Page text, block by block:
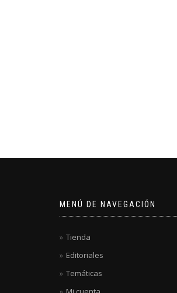
MENÚ DE NAVEGACIÓN
Tienda
Editoriales
Temáticas